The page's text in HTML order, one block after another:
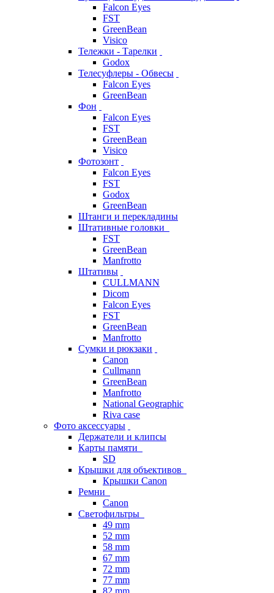
Falcon Eyes
FST
GreenBean
Visico
Тележки - Тарелки
Godox
Телесуфлеры - Обвесы
Falcon Eyes
GreenBean
Фон
Falcon Eyes
FST
GreenBean
Visico
Фотозонт
Falcon Eyes
FST
Godox
GreenBean
Штанги и перекладины
Штативные головки
FST
GreenBean
Manfrotto
Штативы
CULLMANN
Dicom
Falcon Eyes
FST
GreenBean
Manfrotto
Сумки и рюкзаки
Canon
Cullmann
GreenBean
Manfrotto
National Geographic
Riva case
Фото аксессуары
Держатели и клипсы
Карты памяти
SD
Крышки для объективов
Крышки Canon
Ремни
Canon
Светофильтры
49 mm
52 mm
58 mm
67 mm
72 mm
77 mm
82 mm